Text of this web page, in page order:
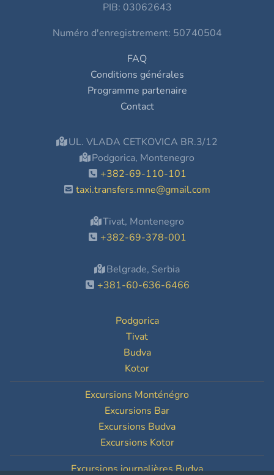
PIB: 03062643
Numéro d'enregistrement: 50740504
FAQ
Conditions générales
Programme partenaire
Contact
UL. VLADA CETKOVICA BR.3/12
Podgorica, Montenegro
+382-69-110-101
taxi.transfers.mne@gmail.com
Tivat, Montenegro
+382-69-378-001
Belgrade, Serbia
+381-60-636-6466
Podgorica
Tivat
Budva
Kotor
Excursions Monténégro
Excursions Bar
Excursions Budva
Excursions Kotor
Excursions journalières Budva